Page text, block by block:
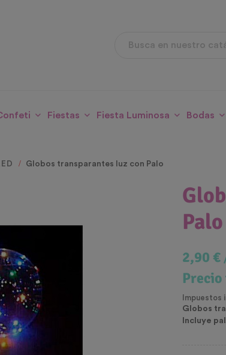
Fiestas Fiesta Luminosa Bodas
Globos transparantes luz con Palo
Palo
2,90 €
Impuestos
Globos
Incluye